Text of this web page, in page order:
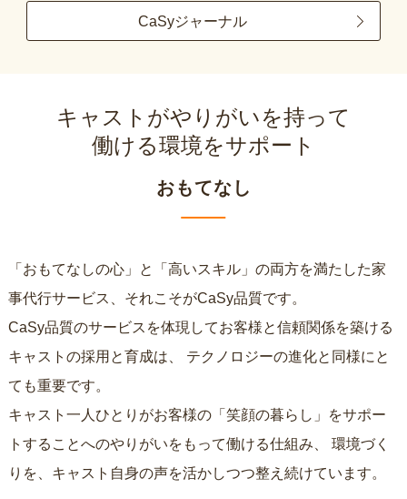
CaSyジャーナル
キャストがやりがいを持って
働ける環境をサポート
おもてなし
「おもてなしの心」と「高いスキル」の両方を満たした家
事代行サービス、それこそがCaSy品質です。
CaSy品質のサービスを体現してお客様と信頼関係を築ける
キャストの採用と育成は、
ても重要です。
キャスト一人ひとりがお客様の「笑顔の暮らし」をサポー
トすることへのやりがいをもって働ける仕組み、
りを、キャスト自身の声を活かしつつ整え続けています。